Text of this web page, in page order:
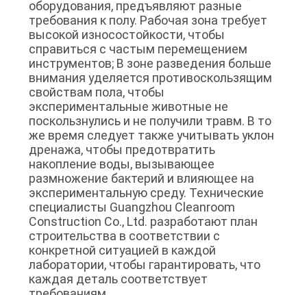
оборудования, предъявляют разные
требования к полу. Рабочая зона требует
высокой износостойкости, чтобы
справиться с частым перемещением
инструментов; В зоне разведения больше
внимания уделяется противоскользящим
свойствам пола, чтобы
экспериментальные животные не
поскользнулись и не получили травм. В то
же время следует также учитывать уклон
дренажа, чтобы предотвратить
накопление воды, вызывающее
размножение бактерий и влияющее на
экспериментальную среду. Технические
специалисты Guangzhou Cleanroom
Construction Co., Ltd. разработают план
строительства в соответствии с
конкретной ситуацией в каждой
лаборатории, чтобы гарантировать, что
каждая деталь соответствует